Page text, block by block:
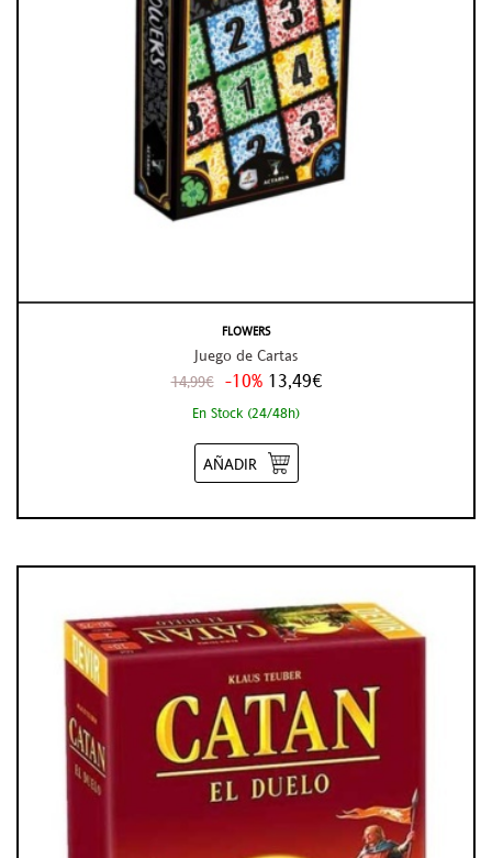
FLOWERS
Juego de Cartas
14,99€ -10% 13,49€
En Stock (24/48h)
AÑADIR